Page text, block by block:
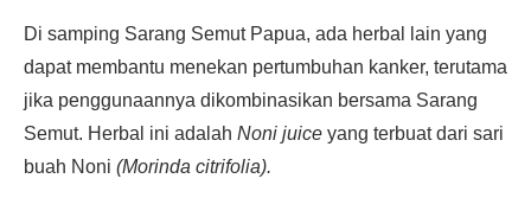
Di samping Sarang Semut Papua, ada herbal lain yang
dapat membantu menekan pertumbuhan kanker, terutama
jika penggunaannya dikombinasikan bersama Sarang
Semut. Herbal ini adalah Noni juice yang terbuat dari sari
buah Noni (Morinda citrifolia).